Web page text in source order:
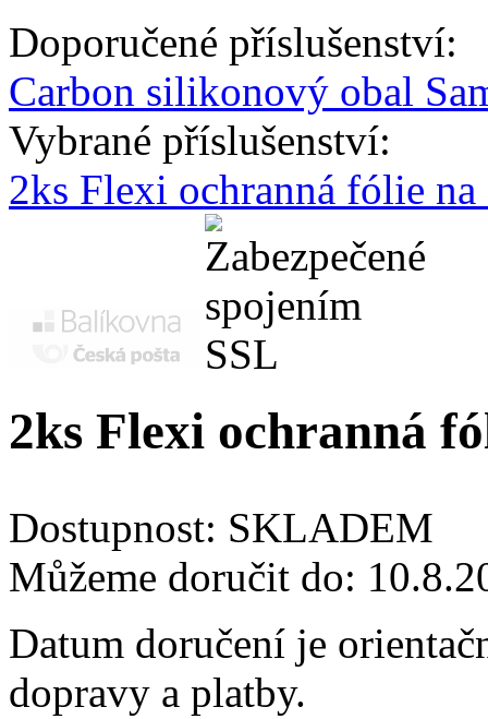
Doporučené příslušenství:
Carbon silikonový obal
Vybrané příslušenství:
2ks Flexi ochranná fólie
2ks Flexi ochranná
Dostupnost: SKLADEM
Můžeme doručit do:
Datum doručení je
dopravy a platby.